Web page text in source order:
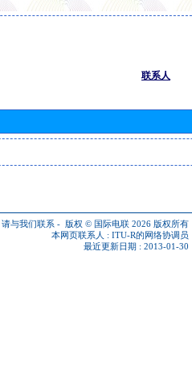
联系人
请与我们联系 - 版权 © 国际电联 2026 版权所有
本网页联系人 : ITU-R的网络协调员
最近更新日期 : 2013-01-30